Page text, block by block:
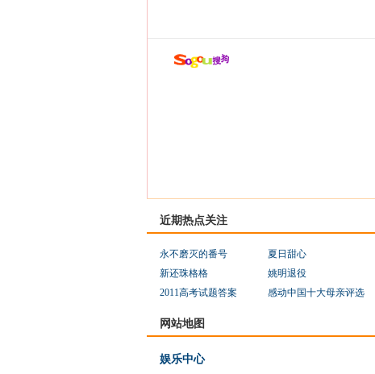
近期热点关注
永不磨灭的番号 夏日甜心
新还珠格格
姚明退役
2011高考试题答案
感动中国十大母亲评选
网站地图
娱乐中心